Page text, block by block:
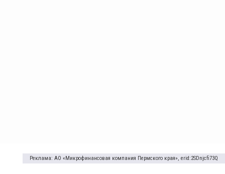
Реклама: АО «Микрофинансовая компания Пермского края», erid:2SDnjcfi73Q